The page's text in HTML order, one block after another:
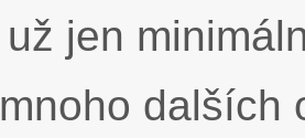
už jen
mnoho dalších